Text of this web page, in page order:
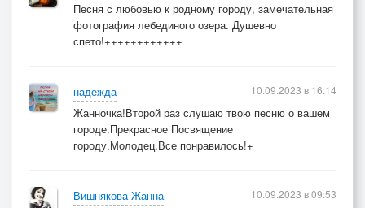
Песня с любовью к родному городу, замечательная
фотография лебединого озера. Душевно
спето!++++++++++++
надежда
Жанночка!Второй раз слушаю твою песню о вашем
городе.Прекрасное Посвящение
городу.Молодец.Все понравилось!+
10.09.2023 в 16:14
Вишнякова Жанна
10.09.2023 в 09:53